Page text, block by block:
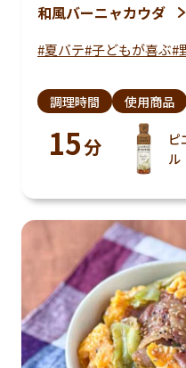
和風バーニャカウダ
夏バテ 子どもが喜ぶ
調理時間
15分
使用商品
ピ
ル